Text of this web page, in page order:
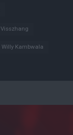
Visszhang
Willy Kambwala